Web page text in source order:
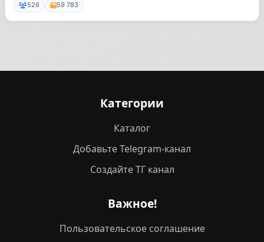
526 59 783
Категории
Каталог
Добавьте Telegram-канал
Создайте ТГ канал
Важное!
Пользовательское соглашение